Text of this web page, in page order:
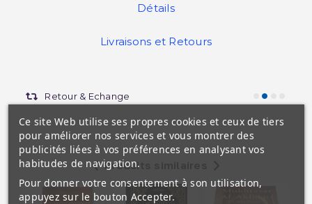
Détails
Livraisons et Retours
Retour & Echange
Produits similaires
Ce site Web utilise ses propres cookies et ceux de tiers
pour améliorer nos services et vous montrer des
publicités liées à vos préférences en analysant vos
habitudes de navigation.
Pour donner votre consentement à son utilisation,
appuyez sur le bouton Accepter.